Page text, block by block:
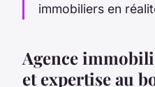
immobiliers en
Agence
et expertise au